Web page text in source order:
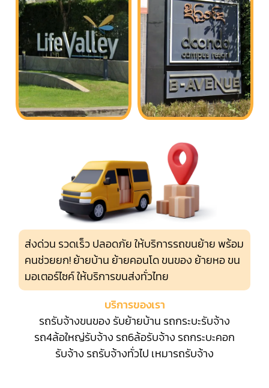
ส่งด่วน รวดเร็ว ปลอดภัย ให้บริการรถขนย้าย พร้อม
คนช่วยยก! ย้ายบ้าน ย้ายคอนโด ขนของ ย้ายหอ ขน
มอเตอร์ไซค์ ให้บริการขนส่งทั่วไทย
บริการของเรา
รถรับจ้างขนของ รับย้ายบ้าน รถกระบะรับจ้าง
รถ4ล้อใหญ่รับจ้าง รถ6ล้อรับจ้าง รถกระบะคอก
รับจ้าง รถรับจ้างทั่วไป เหมารถรับจ้าง